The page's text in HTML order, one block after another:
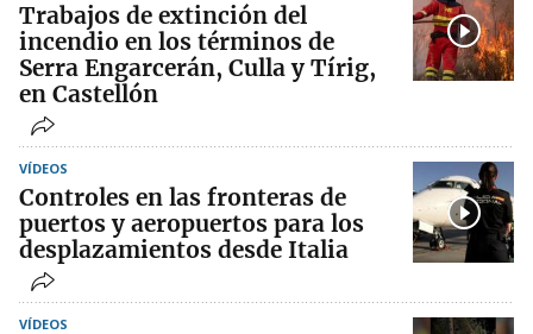
Trabajos de extinción del
incendio en los términos de
Serra Engarcerán, Culla y Tírig,
en Castellón
VÍDEOS
Controles en las fronteras de
puertos y aeropuertos para los
desplazamientos desde Italia
VÍDEOS